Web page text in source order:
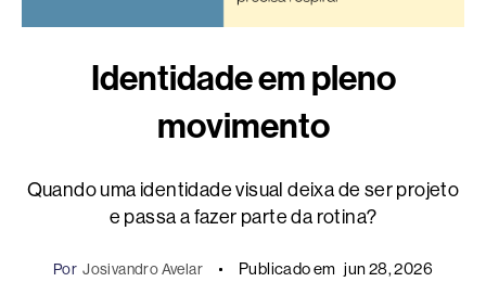
Identidade em pleno
movimento
Quando uma identidade visual deixa de ser projeto
e passa a fazer parte da rotina?
Por Josivandro Avelar Publicado em jun 28, 2026